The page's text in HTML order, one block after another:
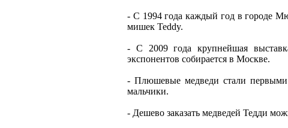
- С 1994 года каждый год в городе
мишек Teddy.
- С 2009 года крупнейшая
экспонентов собирается в Москве.
- Плюшевые медведи стали
мальчики.
- Дешево заказать медведей Тедди